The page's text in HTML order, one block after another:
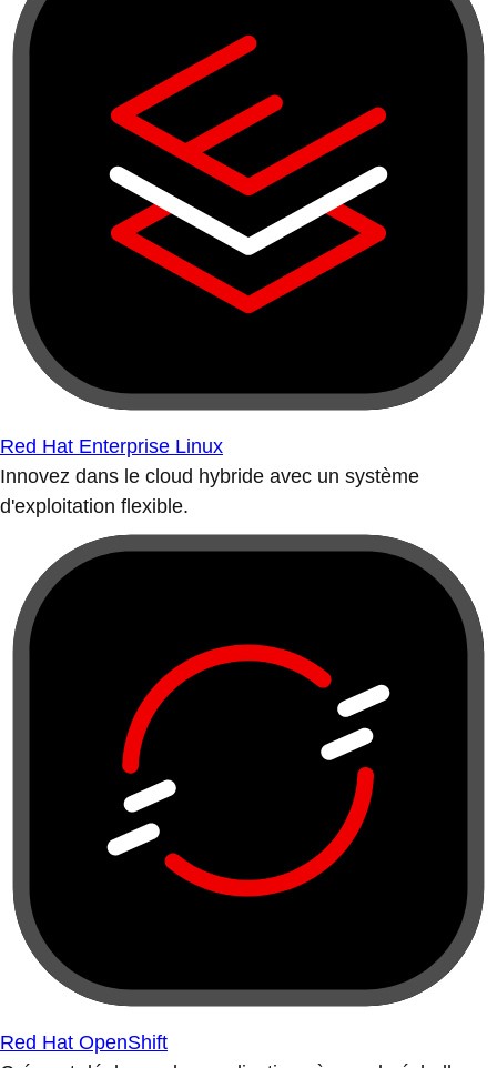
Red Hat Enterprise Linux
Innovez dans le cloud hybride avec un système
d'exploitation flexible.
Red Hat OpenShift